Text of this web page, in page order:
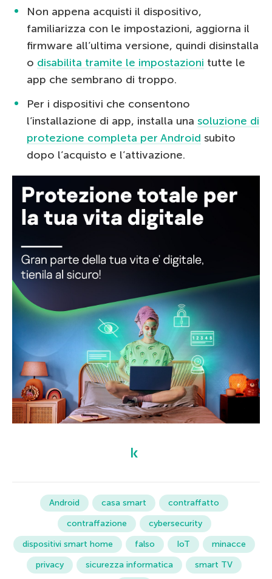
Non appena acquisti il dispositivo,
familiarizza con le impostazioni, aggiorna il
firmware all’ultima versione, quindi disinstalla
o disabilita tramite le impostazioni tutte le
app che sembrano di troppo.
Per i dispositivi che consentono
l’installazione di app, installa una soluzione di
protezione completa per Android subito
dopo l’acquisto e l’attivazione.
Android casa smart
contraffatto
contraffazione
cybersecurity
dispositivi smart home
falso IoT
minacce
privacy
sicurezza informatica
smart TV